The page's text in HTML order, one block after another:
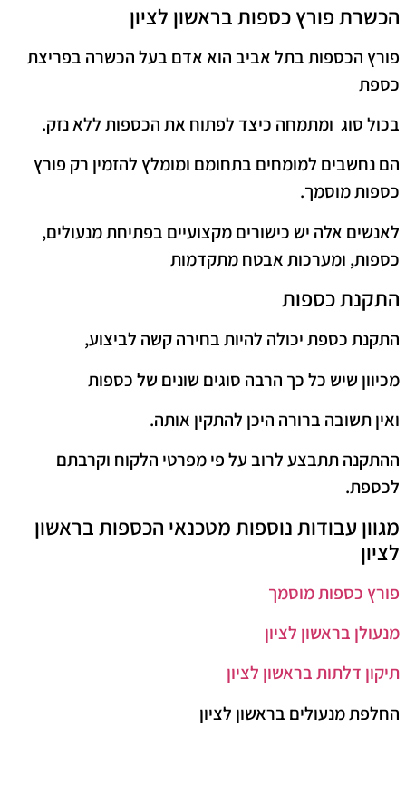
הכשרת פורץ כספות בראשון לציון
פורץ הכספות בתל אביב הוא אדם בעל הכשרה בפריצת
כספת
בכול סוג ומתמחה כיצד לפתוח את הכספות ללא נזק.
הם נחשבים למומחים בתחומם ומומלץ להזמין רק פורץ
כספות מוסמך.
לאנשים אלה יש כישורים מקצועיים בפתיחת מנעולים,
כספות, ומערכות אבטח מתקדמות
התקנת כספות
התקנת כספת יכולה להיות בחירה קשה לביצוע,
מכיוון שיש כל כך הרבה סוגים שונים של כספות
ואין תשובה ברורה היכן להתקין אותה.
ההתקנה תתבצע לרוב על פי מפרטי הלקוח וקרבתם
לכספת.
מגוון עבודות נוספות מטכנאי הכספות בראשון
לציון
פורץ כספות מוסמך
מנעולן בראשון לציון
תיקון דלתות בראשון לציון
החלפת מנעולים בראשון לציון